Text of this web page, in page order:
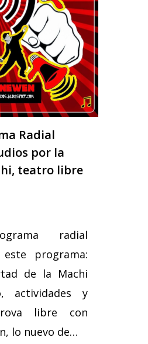
Radial
por la
teatro libre
radial
programa:
de la Machi
actividades y
libre con
lo nuevo de…